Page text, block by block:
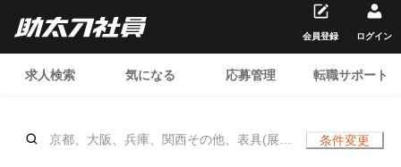
求人検索 気になる 応募管理 転職サポート
会員登録 ログイン
京都、大阪、兵庫、関西その他、表具(展示
条件変更